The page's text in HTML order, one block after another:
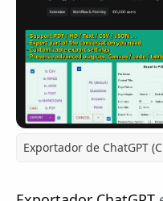
Exportador de ChatGPT